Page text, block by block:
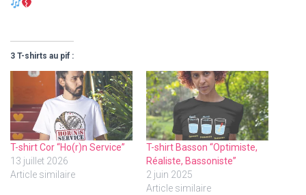
3 T-shirts au pif :
T-shirt Cor “Ho(r)n Service”
13 juillet 2026
Article similaire
T-shirt Basson “Optimiste,
Réaliste, Bassoniste”
2 juin 2025
Article similaire